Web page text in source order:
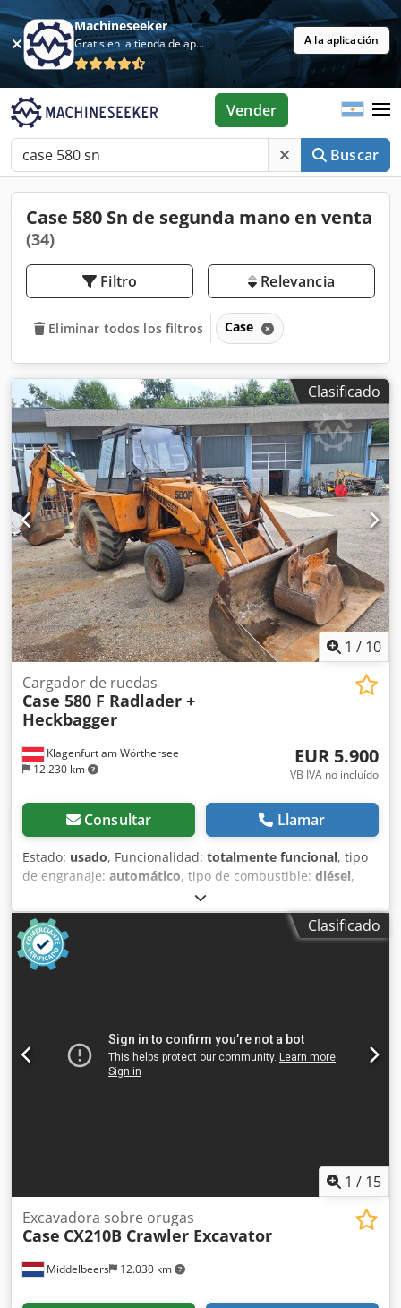
Machineseeker
Gratis en la tienda de aplicaciones A la aplicación
Buscar
Vender
Case 580 Sn de segunda mano en venta
(34)
Filtro Relevancia
Eliminar todos los filtros Case
Clasificado
1 / 10
Klagenfurt am Wörthersee
12.230 km
Cargador de ruedas
Case 580 F Radlader +
Heckbagger
EUR 5.900
VB IVA no incluído
Consultar Llamar
Estado: usado, Funcionalidad: totalmente funcional, tipo
de engranaje: automático, tipo de combustible: diésel,
, configuración de ejes:
primer registro:10/1977, Año de fabricación:1977,
Equipamiento:
, Técnicamente en buen estado
Dodpfx Ahot S Idrjvewa
Clasificado
1 / 15
Middelbeers 12.030 km
Excavadora sobre orugas
Case CX210B Crawler Excavator